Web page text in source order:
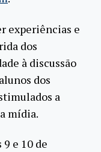
experiências e
dos
à discussão
dos
a
mídia.
e 10 de